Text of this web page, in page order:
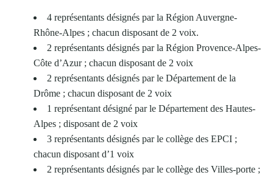
4 représentants désignés par la Région Auvergne-
Rhône-Alpes ; chacun disposant de 2 voix.
2 représentants désignés par la Région Provence-Alpes-
Côte d’Azur ; chacun disposant de 2 voix
2 représentants désignés par le Département de la
Drôme ; chacun disposant de 2 voix
1 représentant désigné par le Département des Hautes-
Alpes ; disposant de 2 voix
3 représentants désignés par le collège des EPCI ;
chacun disposant d’1 voix
2 représentants désignés par le collège des Villes-porte ;